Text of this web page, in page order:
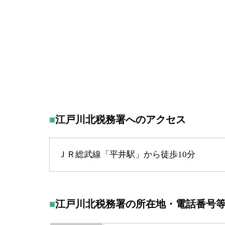
江戸川北税務署へのアクセス
ＪＲ総武線「平井駅」から徒歩10分
江戸川北税務署の所在地・電話番号